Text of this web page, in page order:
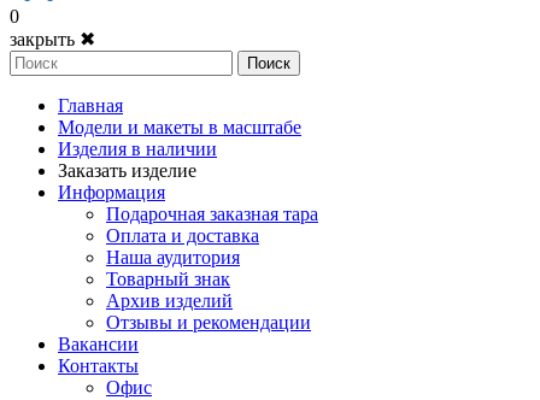
0
закрыть ✖
Поиск
Главная
Модели и макеты в масштабе
Изделия в наличии
Заказать изделие
Информация
Подарочная заказная тара
Оплата и доставка
Наша аудитория
Товарный знак
Архив изделий
Отзывы и рекомендации
Вакансии
Контакты
Офис